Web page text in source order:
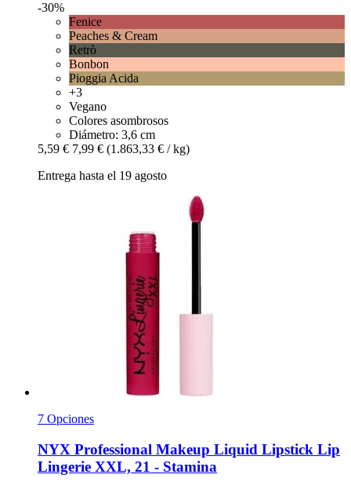
-30%
Fenice
Peaches & Cream
Retrò
Bonbon
Pioggia Acida
+3
Vegano
Colores asombrosos
Diámetro: 3,6 cm
5,59 € 7,99 € (1.863,33 € / kg)
Entrega hasta el 19 agosto
7 Opciones
NYX Professional Makeup Liquid Lipstick Lip
Lingerie XXL, 21 -​ Stamina